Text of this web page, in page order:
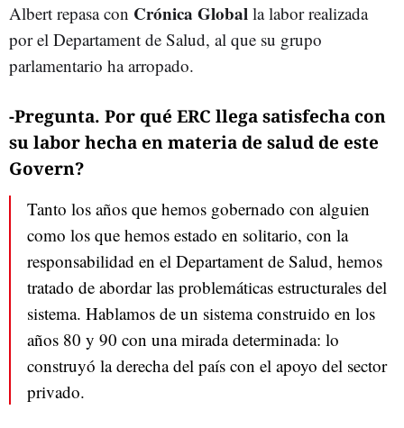
Albert repasa con Crónica Global la labor realizada
por el Departament de Salud, al que su grupo
parlamentario ha arropado.
-Pregunta. Por qué ERC llega satisfecha con
su labor hecha en materia de salud de este
Govern?
Tanto los años que hemos gobernado con alguien
como los que hemos estado en solitario, con la
responsabilidad en el Departament de Salud, hemos
tratado de abordar las problemáticas estructurales del
sistema. Hablamos de un sistema construido en los
años 80 y 90 con una mirada determinada: lo
construyó la derecha del país con el apoyo del sector
privado.